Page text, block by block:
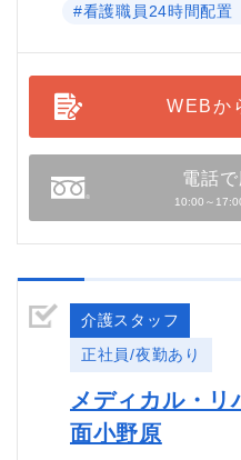
#看護職員24時間配置
WEBか
電話
10:00～
介護スタッフ
正社員/夜勤あり
メディカル・リ
面小野原